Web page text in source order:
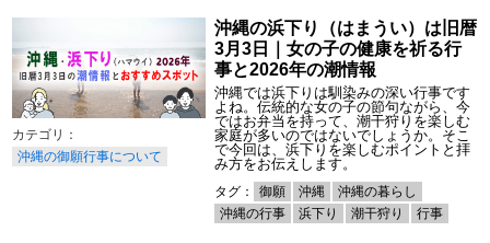
沖縄の御願行事について
沖縄の浜下り（はまうい）は旧暦
3月3日｜女の子の健康を祈る行
事と2026年の潮情報
沖縄では浜下りは馴染みの深い行事です
よね。伝統的な女の子の節句ながら、今
ではお弁当を持って、潮干狩りを楽しむ
家庭が多いのではないでしょうか。そこ
で今回は、浜下りを楽しむポイントと拝
み方をお伝えします。
タグ： 御願 沖縄
沖縄の暮らし
沖縄の行事
浜下り 潮干狩り 行事